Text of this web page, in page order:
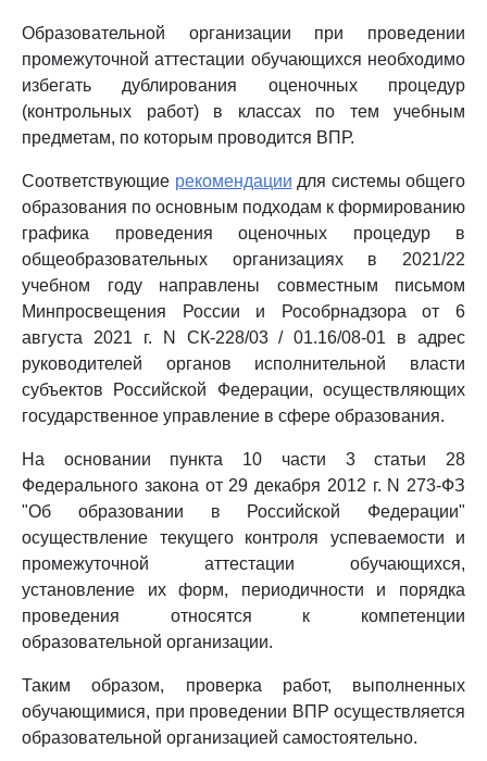
Образовательной организации при проведении
промежуточной аттестации обучающихся необходимо
избегать дублирования оценочных процедур
(контрольных работ) в классах по тем учебным
предметам, по которым проводится ВПР.
Соответствующие рекомендации для системы общего
образования по основным подходам к формированию
графика проведения оценочных процедур в
общеобразовательных организациях в 2021/22
учебном году направлены совместным письмом
Минпросвещения России и Рособрнадзора от 6
августа 2021 г. N СК-228/03 / 01.16/08-01 в адрес
руководителей органов исполнительной власти
субъектов Российской Федерации, осуществляющих
государственное управление в сфере образования.
На основании пункта 10 части 3 статьи 28
Федерального закона от 29 декабря 2012 г. N 273-ФЗ
"Об образовании в Российской Федерации"
осуществление текущего контроля успеваемости и
промежуточной аттестации обучающихся,
установление их форм, периодичности и порядка
проведения относятся к компетенции
образовательной организации.
Таким образом, проверка работ, выполненных
обучающимися, при проведении ВПР осуществляется
образовательной организацией самостоятельно.